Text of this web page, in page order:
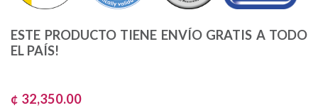
ESTE PRODUCTO TIENE ENVÍO GRATIS A TODO
EL PAÍS!
¢ 32,350.00